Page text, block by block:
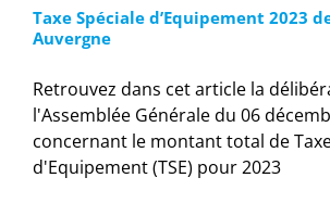
Taxe Spéciale d’Equipement 2023 de
Auvergne
Retrouvez dans cet article la
l'Assemblée Générale du 06
concernant le montant total de
d'Equipement (TSE) pour 2023